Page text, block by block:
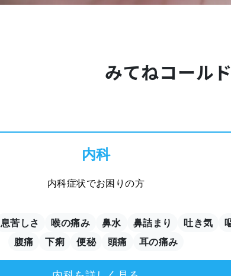
みてねコール
内科
内科症状でお困りの方
息苦しさ 喉の痛み 鼻水 鼻詰まり 吐き気
腹痛
下痢 便秘 頭痛 耳の痛み